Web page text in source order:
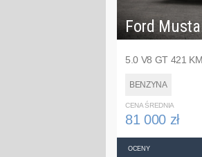
Ford
5.0 V8 GT 421 KM
BENZYNA
CENA ŚREDNIA
81 000 zł
OCENY